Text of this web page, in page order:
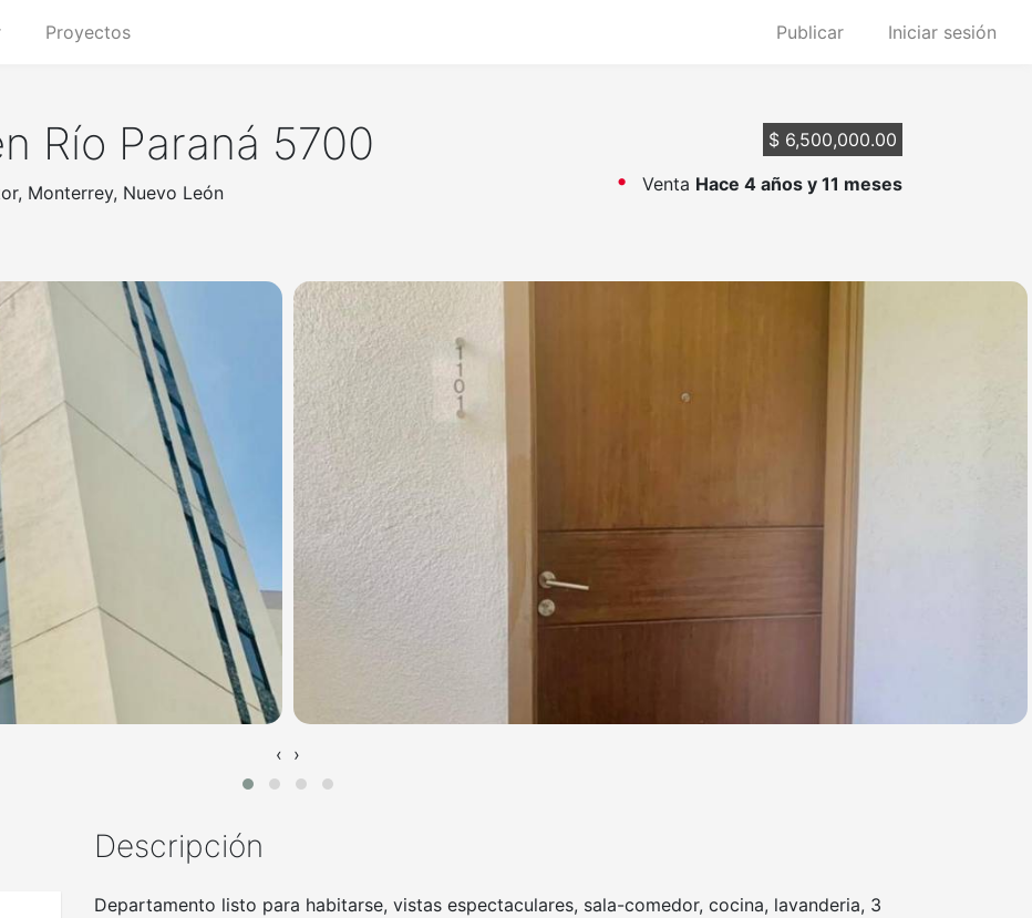
Proyectos Publicar Iniciar sesión
Río Paraná 5700
Monterrey, Nuevo León
$ 6,500,000.00
Venta Hace 4 años y 11 meses
‹ ›
Descripción
Departamento listo para habitarse, vistas espectaculares, sala-comedor, cocina, lavanderia, 3